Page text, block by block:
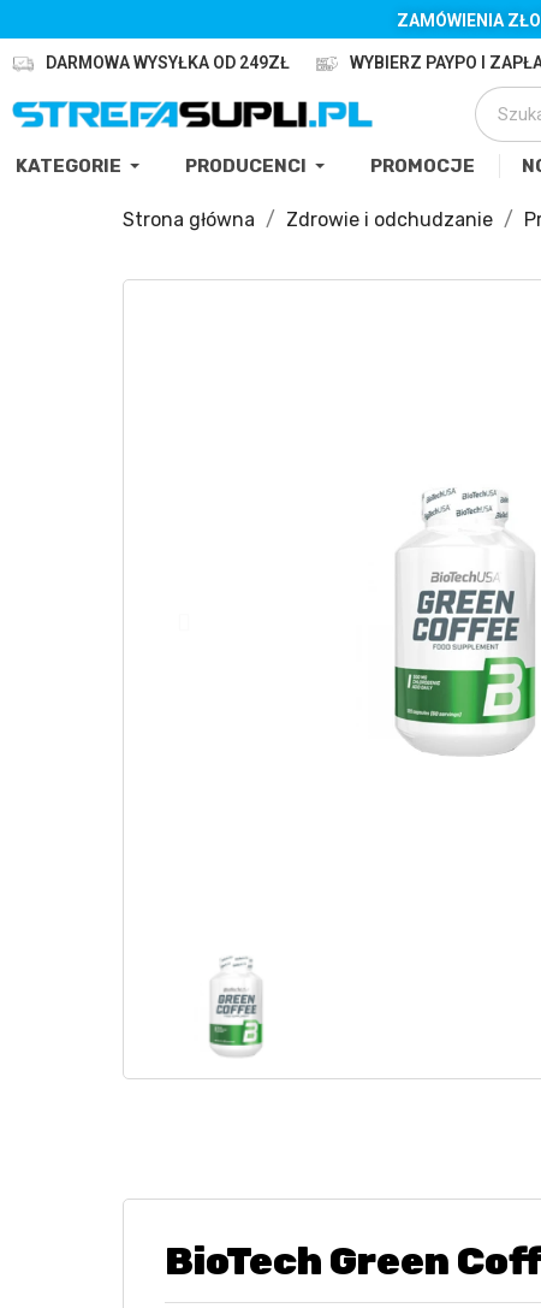
ZAMÓWIENIA
DARMOWA WYSYŁKA OD 249ZŁ WYBIERZ PAYPO I
KATEGORIE PRODUCENCI PROMOCJE
Strona główna Zdrowie i odchudzanie
BioTech Green